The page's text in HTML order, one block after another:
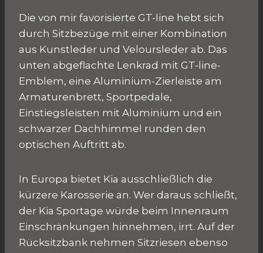
Die von mir favorisierte GT-line hebt sich
durch Sitzbezüge mit einer Kombination
aus Kunstleder und Veloursleder ab. Das
unten abgeflachte Lenkrad mit GT-line-
Emblem, eine Aluminium-Zierleiste am
Armaturenbrett, Sportpedale,
Einstiegsleisten mit Aluminium und ein
schwarzer Dachhimmel runden den
optischen Auftritt ab.
In Europa bietet Kia ausschließlich die
kürzere Karosserie an. Wer daraus schließt,
der Kia Sportage würde beim Innenraum
Einschränkungen hinnehmen, irrt. Auf der
Rücksitzbank nehmen Sitzriesen ebenso